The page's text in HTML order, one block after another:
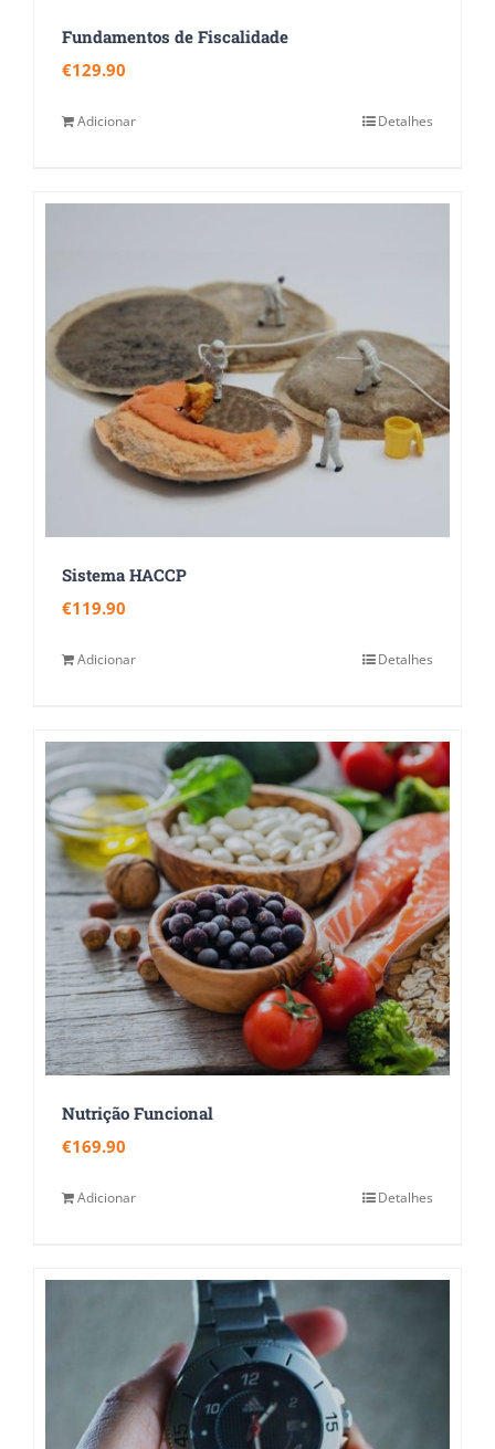
Fundamentos de Fiscalidade
€129.90
Adicionar Detalhes
Sistema HACCP
€119.90
Adicionar Detalhes
Nutrição Funcional
€169.90
Adicionar Detalhes